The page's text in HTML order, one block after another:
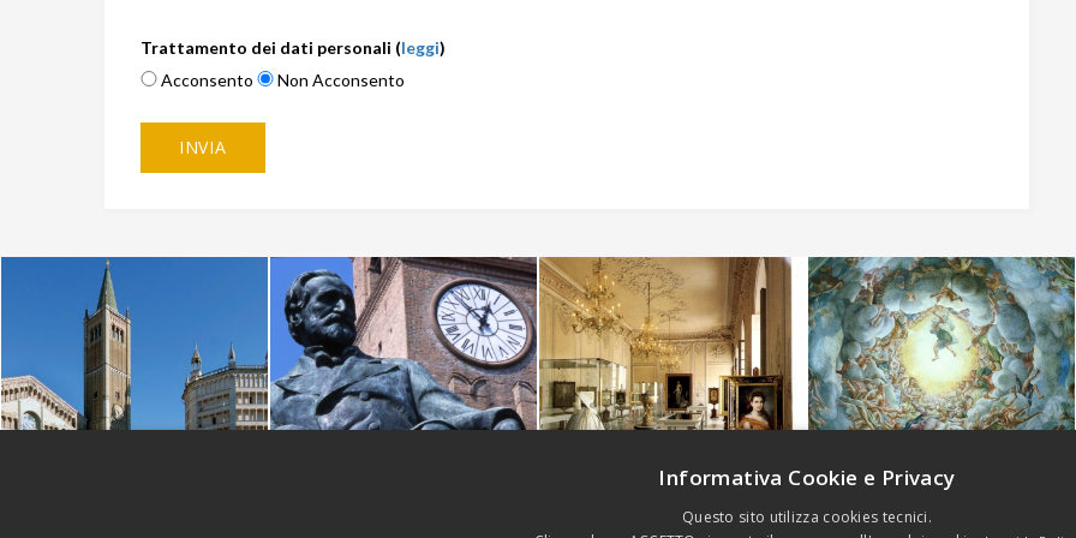
Trattamento dei dati personali (leggi)
Acconsento
Non Acconsento
Informativa Cookie e Privacy
Questo sito utilizza cookies tecnici.